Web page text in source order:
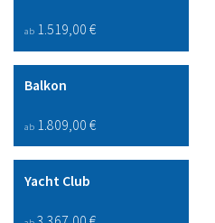
ab 1.519,00 €
Balkon
ab 1.809,00 €
Yacht Club